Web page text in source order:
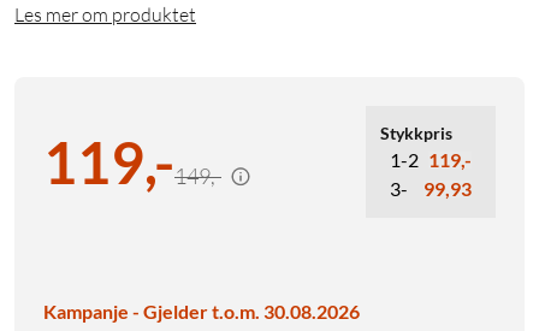
Les mer om produktet
119,-149,-
Stykkpris
1-2 119,-
3-
99,93
Kampanje - Gjelder t.o.m. 30.08.2026